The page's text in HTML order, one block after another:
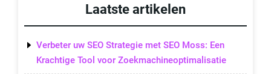
Laatste artikelen
Verbeter uw SEO Strategie met SEO Moss: Een
Krachtige Tool voor Zoekmachineoptimalisatie